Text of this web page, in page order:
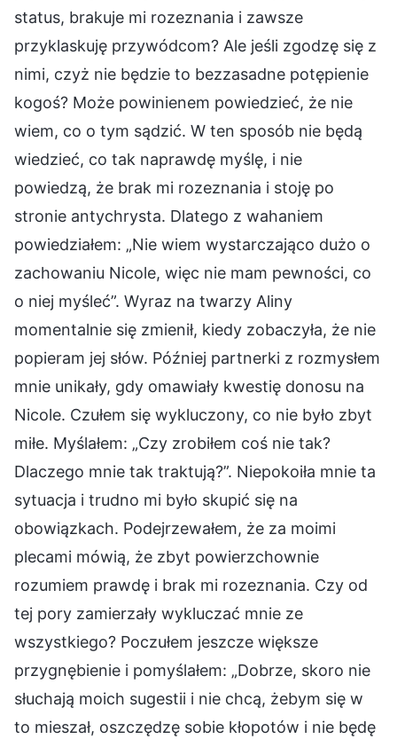
status, brakuje mi rozeznania i zawsze
przyklaskuję przywódcom? Ale jeśli zgodzę się z
nimi, czyż nie będzie to bezzasadne potępienie
kogoś? Może powinienem powiedzieć, że nie
wiem, co o tym sądzić. W ten sposób nie będą
wiedzieć, co tak naprawdę myślę, i nie
powiedzą, że brak mi rozeznania i stoję po
stronie antychrysta. Dlatego z wahaniem
powiedziałem: „Nie wiem wystarczająco dużo o
zachowaniu Nicole, więc nie mam pewności, co
o niej myśleć”. Wyraz na twarzy Aliny
momentalnie się zmienił, kiedy zobaczyła, że nie
popieram jej słów. Później partnerki z rozmysłem
mnie unikały, gdy omawiały kwestię donosu na
Nicole. Czułem się wykluczony, co nie było zbyt
miłe. Myślałem: „Czy zrobiłem coś nie tak?
Dlaczego mnie tak traktują?”. Niepokoiła mnie ta
sytuacja i trudno mi było skupić się na
obowiązkach. Podejrzewałem, że za moimi
plecami mówią, że zbyt powierzchownie
rozumiem prawdę i brak mi rozeznania. Czy od
tej pory zamierzały wykluczać mnie ze
wszystkiego? Poczułem jeszcze większe
przygnębienie i pomyślałem: „Dobrze, skoro nie
słuchają moich sugestii i nie chcą, żebym się w
to mieszał, oszczędzę sobie kłopotów i nie będę